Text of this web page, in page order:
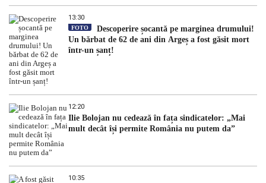
13:30
FOTO
Descoperire șocantă pe marginea drumului!
Un bărbat de 62 de ani din Argeș a fost găsit mort
într-un șanț!
12:20
Ilie Bolojan nu cedează în fața sindicatelor: „Mai
mult decât își permite România nu putem da”
10:35